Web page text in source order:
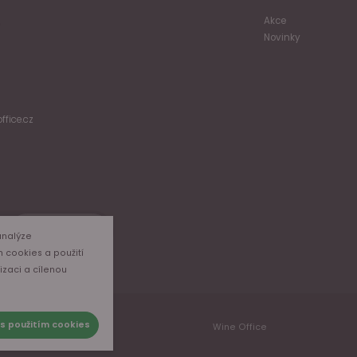
Akce
Novinky
Wine Office
cookies a použití
a cílenou
použitím cookies